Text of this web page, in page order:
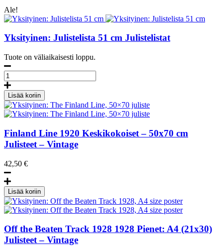
määrä
Ale!
Yksityinen: Julistelista 51 cm Julistelistat
Tuote on väliaikaisesti loppu.
Julistelista
51
cm
määrä
Lisää koriin
Finland Line 1920 Keskikokoiset – 50x70 cm
Julisteet – Vintage
42,50 €
The
Finland
Line,
50x70
määrä
Lisää koriin
Off the Beaten Track 1928 1928 Pienet: A4 (21x30)
Julisteet – Vintage